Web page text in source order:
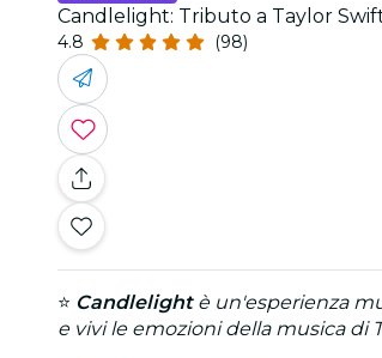
Candlelight: Tributo a Taylor
4.8 (98)
⭐ Candlelightè un'esperienza
e vivi le emozioni della musica di